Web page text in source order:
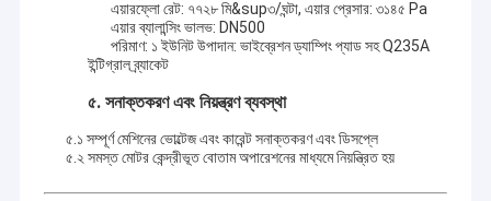
এয়ারফ্লো রেট: ৭৭২৮ মি&sup৩/ঘন্টা, এয়ার প্রেসার: ৩১৪৫ Pa
এয়ার ব্যালান্সিং ভালভ: DN500
পরিমাণ: ১ ইউনিট উপাদান: ভাইব্রেশন ড্যাম্পিং প্যাড সহ Q235A
ইন্টিগ্রাল ব্র্যাকেট
৫. সনাক্তকরণ এবং নিয়ন্ত্রণ ব্যবস্থা
৫.১ সম্পূর্ণ মেশিনের ভোল্টেজ এবং কারেন্ট সনাক্তকরণ এবং ডিসপ্লে
৫.২ সমস্ত মোটর কেন্দ্রীভূত বোতাম অপারেশনের মাধ্যমে নিয়ন্ত্রিত হয়